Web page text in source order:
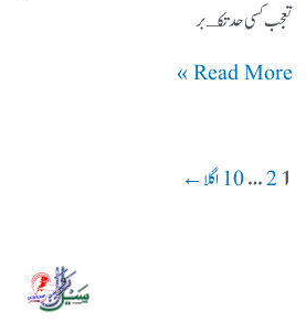
تعجب كسى حد تكـ بر
Read More »
1
2
…
10اگلا←